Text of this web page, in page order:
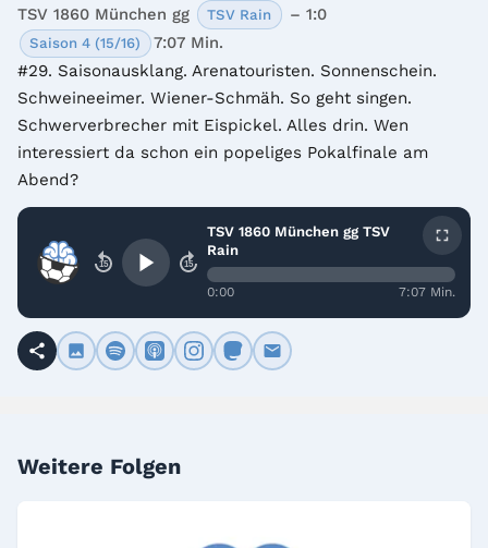
TSV 1860 München gg TSV Rain – 1:0
Saison 4 (15/16)
7:07 Min.
#29. Saisonausklang. Arenatouristen. Sonnenschein.
Schweineeimer. Wiener-Schmäh. So geht singen.
Schwerverbrecher mit Eispickel. Alles drin. Wen
interessiert da schon ein popeliges Pokalfinale am
Abend?
15 15
TSV 1860 München gg TSV
Rain
0:00 7:07 Min.
Weitere Folgen